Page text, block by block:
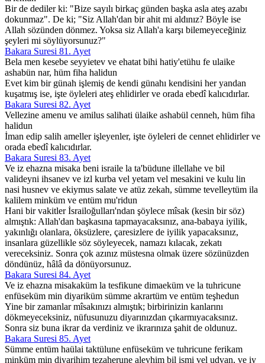
Bir de dediler ki: "Bize sayılı birkaç günden başka asla ateş azabı
dokunmaz". De ki; "Siz Allah'dan bir ahit mi aldınız? Böyle ise
Allah sözünden dönmez. Yoksa siz Allah'a karşı bilemeyeceğiniz
şeyleri mi söylüyorsunuz?"
Bakara Suresi 81. Ayet
Bela men kesebe seyyietev ve ehatat bihi hatiy'etühu fe ulaike
ashabün nar, hüm fiha halidun
Evet kim bir günah işlemiş de kendi günahı kendisini her yandan
kuşatmış ise, işte öyleleri ateş ehlidirler ve orada ebedî kalıcıdırlar.
Bakara Suresi 82. Ayet
Vellezine amenu ve amilus salihati ülaike ashabül cenneh, hüm fiha
halidun
İman edip salih ameller işleyenler, işte öyleleri de cennet ehlidirler ve
orada ebedî kalıcıdırlar.
Bakara Suresi 83. Ayet
Ve iz ehazna misaka beni israile la ta'büdune illellahe ve bil
valideyni ihsanev ve izl kurba vel yetam vel mesakini ve kulu lin
nasi husnev ve ekiymus salate ve atüz zekah, sümme tevelleytüm ila
kalilem minküm ve entüm mu'ridun
Hani bir vakitler İsrailoğulları'ndan şöylece mîsak (kesin bir söz)
almıştık: Allah'dan başkasına tapmayacaksınız, ana-babaya iyilik,
yakınlığı olanlara, öksüzlere, çaresizlere de iyilik yapacaksınız,
insanlara güzellikle söz söyleyecek, namazı kılacak, zekatı
vereceksiniz. Sonra çok azınız müstesna olmak üzere sözünüzden
döndünüz, hâlâ da dönüyorsunuz.
Bakara Suresi 84. Ayet
Ve iz ehazna misakaküm la tesfikune dimaeküm ve la tuhricune
enfüseküm min diyariküm sümme akrartüm ve entüm teşhedun
Yine bir zamanlar mîsakınızı almıştık; birbirinizin kanlarını
dökmeyeceksiniz, nüfusunuzu diyarınızdan çıkarmıyacaksınız.
Sonra siz buna ikrar da verdiniz ve ikrarınıza şahit de oldunuz.
Bakara Suresi 85. Ayet
Sümme entüm haülai taktülune enfüseküm ve tuhricune ferikam
minküm min diyarihim tezaherune aleyhim bil ismi vel udvan, ve iy